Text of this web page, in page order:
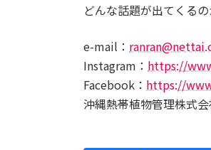
どんな話題が出てくる
e-mail：
Instagram： https://
Facebook： https://
沖縄熱帯植物管理株式